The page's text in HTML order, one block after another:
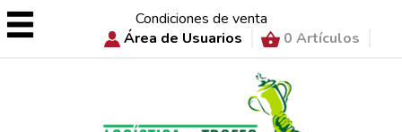
Condiciones de venta
Área de Usuarios
0 Artículos